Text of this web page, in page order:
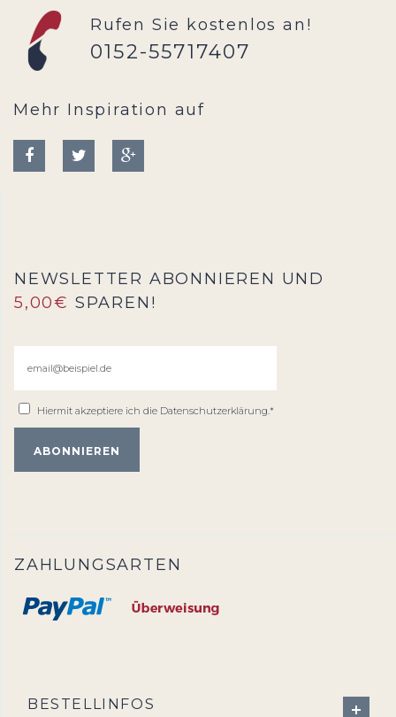
Rufen Sie kostenlos an!
0152-55717407
Mehr Inspiration auf
NEWSLETTER ABONNIEREN UND
5,00€ SPAREN!
Hiermit akzeptiere ich die Datenschutzerklärung.*
ZAHLUNGSARTEN
BESTELLINFOS